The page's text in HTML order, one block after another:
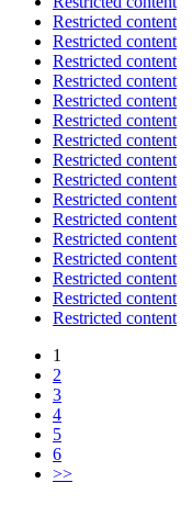
Restricted content
Restricted content
Restricted content
Restricted content
Restricted content
Restricted content
Restricted content
Restricted content
Restricted content
Restricted content
Restricted content
Restricted content
Restricted content
Restricted content
Restricted content
Restricted content
1
2
3
4
5
6
>>